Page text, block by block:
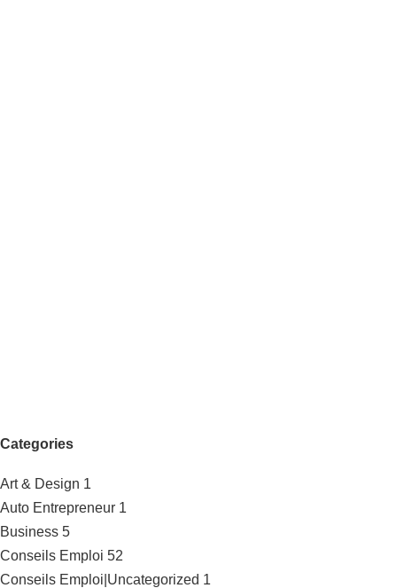
Categories
Art & Design 1
Auto Entrepreneur 1
Business 5
Conseils Emploi 52
Conseils Emploi|Uncategorized 1